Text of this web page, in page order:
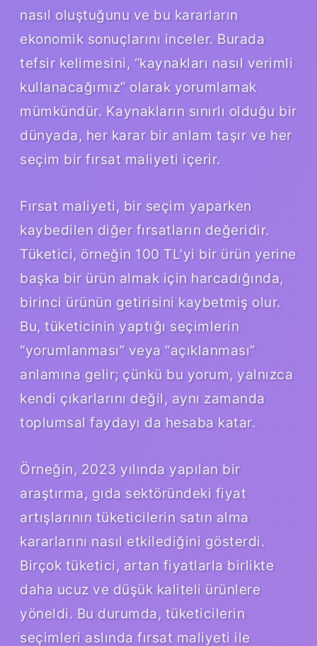
nasıl oluştuğunu ve bu kararların
ekonomik sonuçlarını inceler. Burada
tefsir kelimesini, “kaynakları nasıl verimli
kullanacağımız” olarak yorumlamak
mümkündür. Kaynakların sınırlı olduğu bir
dünyada, her karar bir anlam taşır ve her
seçim bir fırsat maliyeti içerir.
Fırsat maliyeti, bir seçim yaparken
kaybedilen diğer fırsatların değeridir.
Tüketici, örneğin 100 TL’yi bir ürün yerine
başka bir ürün almak için harcadığında,
birinci ürünün getirisini kaybetmiş olur.
Bu, tüketicinin yaptığı seçimlerin
“yorumlanması” veya “açıklanması”
anlamına gelir; çünkü bu yorum, yalnızca
kendi çıkarlarını değil, aynı zamanda
toplumsal faydayı da hesaba katar.
Örneğin, 2023 yılında yapılan bir
araştırma, gıda sektöründeki fiyat
artışlarının tüketicilerin satın alma
kararlarını nasıl etkilediğini gösterdi.
Birçok tüketici, artan fiyatlarla birlikte
daha ucuz ve düşük kaliteli ürünlere
yöneldi. Bu durumda, tüketicilerin
seçimleri aslında fırsat maliyeti ile